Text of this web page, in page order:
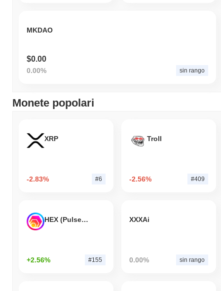
MKDAO
$0.00
0.00% sin rango
Monete popolari
XRP
-2.83% #6
Troll
-2.56% #409
HEX (Pulsechain)
+2.56% #155
XXXAi
0.00% sin rango